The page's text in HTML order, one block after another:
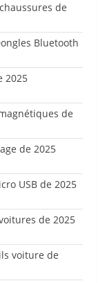
de
Bluetooth
2025
de
de 2025
USB de 2025
de 2025
voiture de